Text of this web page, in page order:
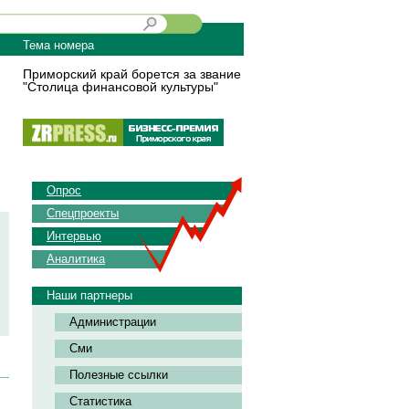
Тема номера
Приморский край борется за звание
"Столица финансовой культуры"
Опрос
Спецпроекты
Интервью
Аналитика
Наши партнеры
Администрации
Сми
Полезные ссылки
Статистика